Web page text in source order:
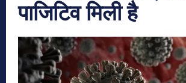
पाजिटिव मिली है